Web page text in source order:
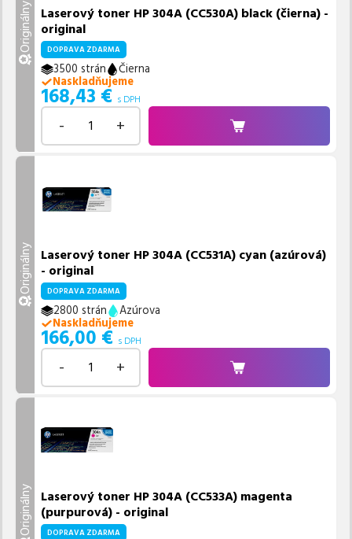
Originálny Laserový toner HP 304A (CC530A) black (čierna) -
original
DOPRAVA ZDARMA
3500 strán
Čierna
Naskladňujeme
168,43 € s DPH
- +
Originálny Laserový toner HP 304A (CC531A) cyan (azúrová)
- original
DOPRAVA ZDARMA
2800 strán
Azúrova
Naskladňujeme
166,00 € s DPH
- +
Originálny Laserový toner HP 304A (CC533A) magenta
(purpurová) - original
DOPRAVA ZDARMA